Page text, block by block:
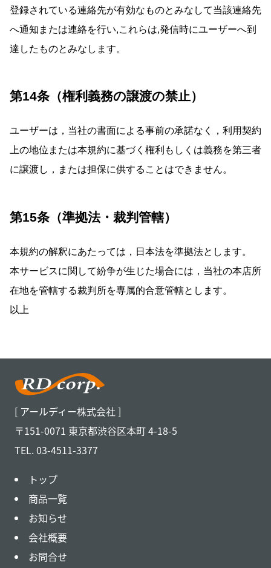
登録されている連絡先が有効なものとみなして当該連絡先
へ通知または連絡を行い,これらは,発信時にユーザーへ到
達したものとみなします。
第14条（権利義務の譲渡の禁止）
ユーザーは，当社の書面による事前の承諾なく，利用契約
上の地位または本規約に基づく権利もしくは義務を第三者
に譲渡し，または担保に供することはできません。
第15条（準拠法・裁判管轄）
本規約の解釈にあたっては，日本法を準拠法とします。
本サービスに関して紛争が生じた場合には，当社の本店所
在地を管轄する裁判所を専属的合意管轄とします。
以上
[ アールディー株式会社 ]
〒151-0071 東京都渋谷区本町 4-18-5
TEL. 03-4511-3377
トップ
商品一覧
お知らせ
会社概要
お問合せ